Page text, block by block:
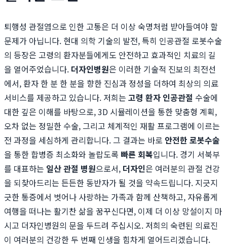
퇴행성 관절염으로 인한 고통은 더 이상 숙명처럼 받아들여야 할
문제가 아닙니다. 현대 의학 기술의 발전, 특히 인공관절 로봇수술
의 등장은 고령의 환자분들에게도 안전하고 효과적인 치료의 길
을 열어주었습니다. 더자인병원은 이러한 기술적 진보의 최전선
에서, 환자 한 분 한 분을 향한 진심과 정성을 더하여 최상의 의료
서비스를 제공하고 있습니다. 저희는 고령 환자 인공관절 수술에
대한 깊은 이해를 바탕으로, 3D 시뮬레이션을 통한 맞춤형 계획,
오차 없는 정밀한 수술, 그리고 체계적인 재활 프로그램에 이르는
전 과정을 세심하게 관리합니다. 그 결과는 바로 안전한 로봇수술
을 통한 합병증 최소화와 놀랍도록 빠른 회복입니다. 경기 서북부
를 대표하는 일산 관절 병원으로서, 더자인은 여러분의 관절 건강
을 되찾아드리는 든든한 동반자가 될 것을 약속드립니다. 지긋지
긋한 통증에서 벗어나 사랑하는 가족과 함께 산책하고, 자유롭게
여행을 떠나는 활기찬 삶을 꿈꾸신다면, 이제 더 이상 망설이지 마
시고 더자인병원의 문을 두드려 주십시오. 저희의 숙련된 의료진
이 여러분의 건강한 두 번째 인생을 힘차게 열어드리겠습니다.